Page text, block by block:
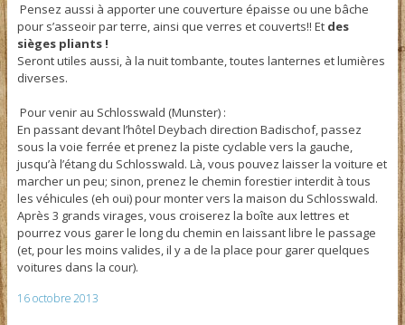
Pensez aussi à apporter une couverture épaisse ou une bâche
pour s’asseoir par terre, ainsi que verres et couverts!! Et des
sièges pliants !
Seront utiles aussi, à la nuit tombante, toutes lanternes et lumières
diverses.
Pour venir au Schlosswald (Munster) :
En passant devant l’hôtel Deybach direction Badischof, passez
sous la voie ferrée et prenez la piste cyclable vers la gauche,
jusqu’à l’étang du Schlosswald. Là, vous pouvez laisser la voiture et
marcher un peu; sinon, prenez le chemin forestier interdit à tous
les véhicules (eh oui) pour monter vers la maison du Schlosswald.
Après 3 grands virages, vous croiserez la boîte aux lettres et
pourrez vous garer le long du chemin en laissant libre le passage
(et, pour les moins valides, il y a de la place pour garer quelques
voitures dans la cour).
16 octobre 2013